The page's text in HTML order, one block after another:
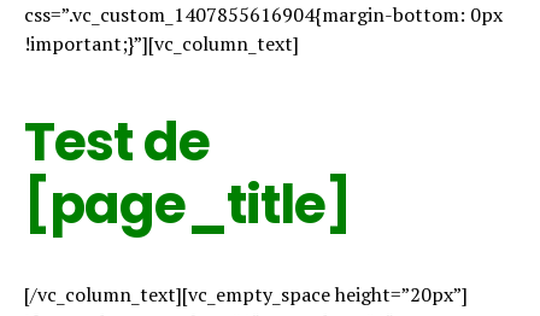
css=”.vc_custom_1407855616904{margin-bottom: 0px
!important;}”][vc_column_text]
Test de
[page_title]
[/vc_column_text][vc_empty_space height=”20px”]